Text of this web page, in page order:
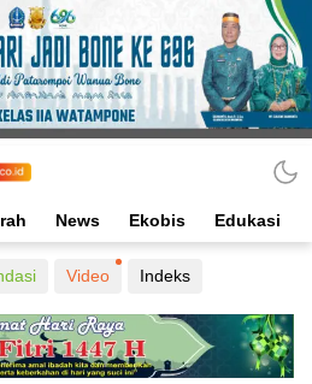
News Ekobis Edukasi
Video Indeks